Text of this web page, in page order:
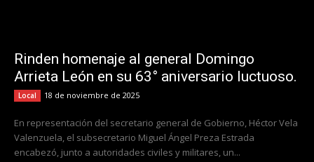
Rinden homenaje al general Domingo
Arrieta León en su 63° aniversario luctuoso.
Local 18 de noviembre de 2025
En representación del secretario general de Gobierno, Héctor Vela
Valenzuela, el subsecretario Miguel Ángel Preza Estrada
encabezó, junto a autoridades civiles y militares, un...